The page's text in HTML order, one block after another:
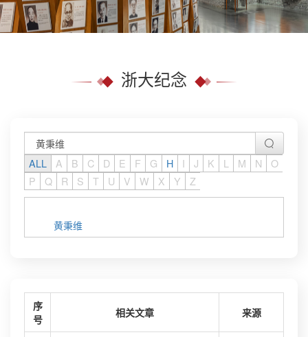
浙大纪念
ALL A B C D E F G H I J K L M N
O
P
Q R S T U V W X Y Z
黄秉维
序
号
相关文章 来源